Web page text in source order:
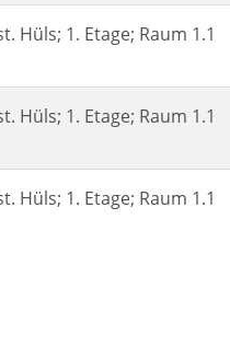
Hüls; 1. Etage; Raum 1.1
Hüls; 1. Etage; Raum 1.1
Hüls; 1. Etage; Raum 1.1